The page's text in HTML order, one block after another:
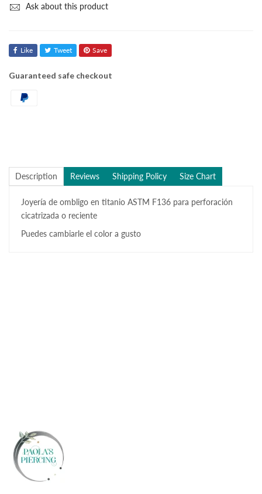
Ask about this product
Like Tweet Save
Guaranteed safe checkout
Description Reviews Shipping Policy Size Chart
Joyería de ombligo en titanio ASTM F136 para perforación
cicatrizada o reciente
Puedes cambiarle el color a gusto